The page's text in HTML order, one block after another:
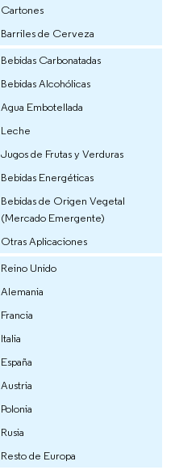
Cartones
Barriles de Cerveza
Bebidas Carbonatadas
Bebidas Alcohólicas
Agua Embotellada
Leche
Jugos de Frutas y Verduras
Bebidas Energéticas
Bebidas de Origen Vegetal
(Mercado Emergente)
Otras Aplicaciones
Reino Unido
Alemania
Francia
Italia
España
Austria
Polonia
Rusia
Resto de Europa